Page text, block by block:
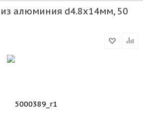
из алюминия d4.8x14мм, 50